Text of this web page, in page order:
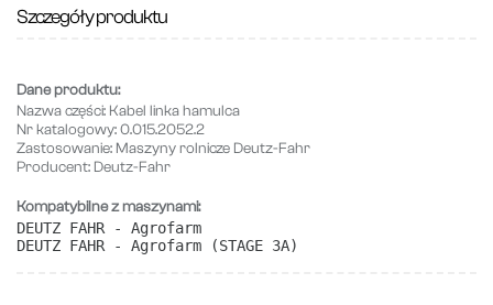
Szczegóły produktu
Dane produktu:
Nazwa części: Kabel linka hamulca
Nr katalogowy:0.015.2052.2
Zastosowanie: Maszyny rolnicze Deutz-Fahr
Producent: Deutz-Fahr
Kompatybilne z maszynami:
DEUTZ FAHR - Agrofarm
DEUTZ FAHR - Agrofarm (STAGE 3A)